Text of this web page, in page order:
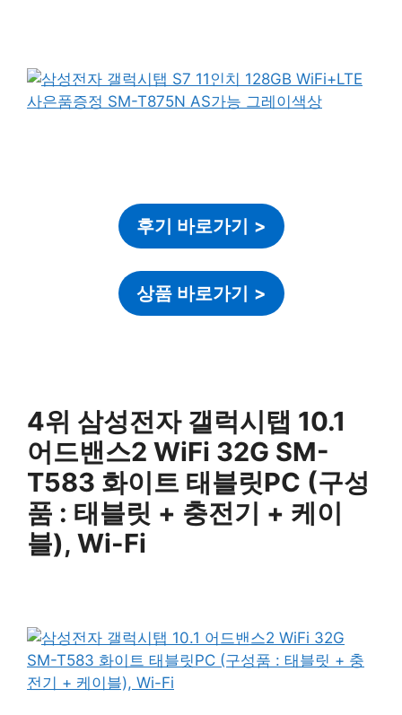
후기 바로가기 >
상품 바로가기 >
4위 삼성전자 갤럭시탭 10.1
어드밴스2 WiFi 32G SM-
T583 화이트 태블릿PC (구성
품 : 태블릿 + 충전기 + 케이
블), Wi-Fi